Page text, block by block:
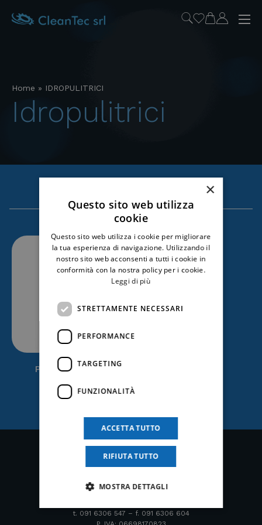
Home » IDROPULITRICI
idropulitrici
Professional(4)
t. 091 6306 547 – f. 091 6306 604
×
Questo sito web utilizza
cookie
Questo sito web utilizza i cookie per migliorare
la tua esperienza di navigazione. Utilizzando il
nostro sito web acconsenti a tutti i cookie in
conformità con la nostra policy per i cookie.
Leggi di più
STRETTAMENTE NECESSARI
PERFORMANCE
TARGETING
FUNZIONALITÀ
ACCETTA TUTTO
RIFIUTA TUTTO
MOSTRA DETTAGLI